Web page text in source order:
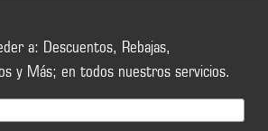
a: Descuentos, Rebajas,
y Más; en todos nuestros servicios.